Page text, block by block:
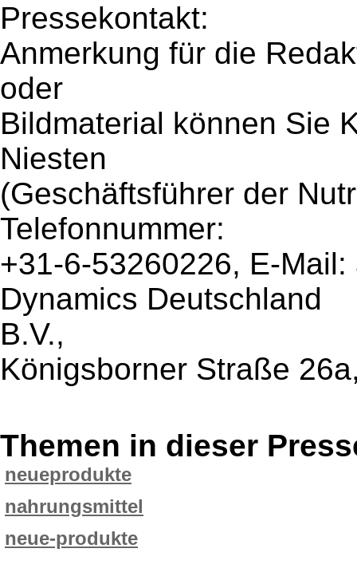
Pressekontakt:
Anmerkung für die
oder
Bildmaterial können Sie
Niesten
(Geschäftsführer der
Telefonnummer:
+31-6-53260226, E-
Dynamics Deutschland
B.V.,
Königsborner Straße
Themen in dieser
neueprodukte
nahrungsmittel
neue-produkte